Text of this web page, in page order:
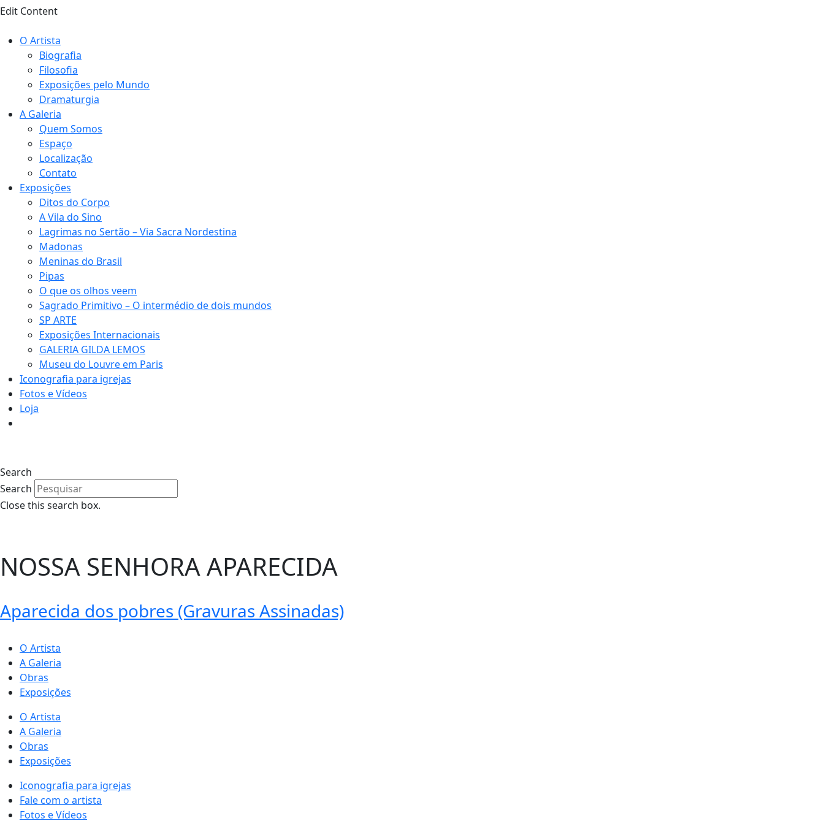
Edit Content
O Artista
Biografia
Filosofia
Exposições pelo Mundo
Dramaturgia
A Galeria
Quem Somos
Espaço
Localização
Contato
Exposições
Ditos do Corpo
A Vila do Sino
Lagrimas no Sertão – Via Sacra Nordestina
Madonas
Meninas do Brasil
Pipas
O que os olhos veem
Sagrado Primitivo – O intermédio de dois mundos
SP ARTE
Exposições Internacionais
GALERIA GILDA LEMOS
Museu do Louvre em Paris
Iconografia para igrejas
Fotos e Vídeos
Loja
Search
Search
Close this search box.
NOSSA SENHORA APARECIDA
Aparecida dos pobres (Gravuras Assinadas)
O Artista
A Galeria
Obras
Exposições
O Artista
A Galeria
Obras
Exposições
Iconografia para igrejas
Fale com o artista
Fotos e Vídeos